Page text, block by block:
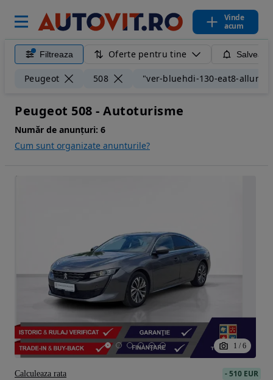
Vinde
acum
Filtreaza Oferte pentru tine
Peugeot 508 "ver-bluehdi-130-eat8-allure-
Peugeot 508 - Autoturisme
Număr de anunțuri: 6
Cum sunt organizate anunturile?
1 / 6
-510 EUR
Calculeaza rata